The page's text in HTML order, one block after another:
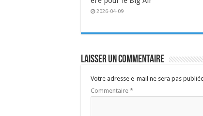
2026-04-09
Laisser un commentaire
Votre adresse e-mail ne sera pas
Commentaire *